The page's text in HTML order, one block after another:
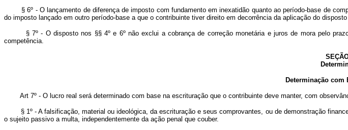
§ 6º - O lançamento de diferença de imposto com fundamento em inexatidão quanto ao período-base de
do imposto lançado em outro período-base a que o contribuinte tiver direito em decorrência da aplicação do disposto
§ 7º - O disposto nos §§ 4º e 6º não exclui a cobrança de correção monetária e juros de mora pelo
competência.
Determinação com
Art 7º - O lucro real será determinado com base na escrituração que o contribuinte deve manter, com
§ 1º - A falsificação, material ou ideológica, da escrituração e seus comprovantes, ou de demonstração
o sujeito passivo a multa, independentemente da ação penal que couber.